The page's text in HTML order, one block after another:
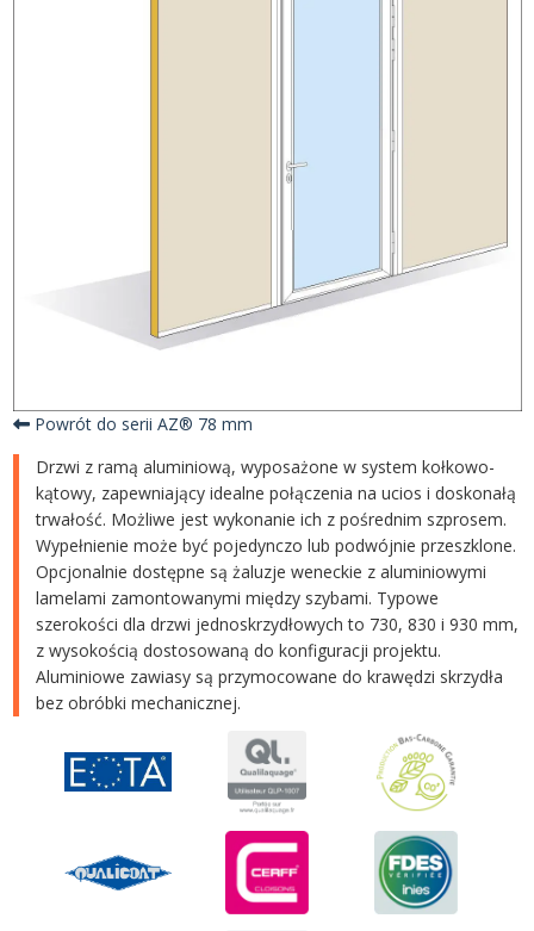
Powrót do serii AZ® 78 mm
Drzwi z ramą aluminiową, wyposażone w system kołkowo-
kątowy, zapewniający idealne połączenia na ucios i doskonałą
trwałość. Możliwe jest wykonanie ich z pośrednim szprosem.
Wypełnienie może być pojedynczo lub podwójnie przeszklone.
Opcjonalnie dostępne są żaluzje weneckie z aluminiowymi
lamelami zamontowanymi między szybami. Typowe
szerokości dla drzwi jednoskrzydłowych to 730, 830 i 930 mm,
z wysokością dostosowaną do konfiguracji projektu.
Aluminiowe zawiasy są przymocowane do krawędzi skrzydła
bez obróbki mechanicznej.